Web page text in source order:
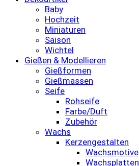
Baby
Hochzeit
Miniaturen
Saison
Wichtel
Gießen & Modellieren
Gießformen
Gießmassen
Seife
Rohseife
Farbe/Duft
Zubehör
Wachs
Kerzengestalten
Wachsmotive
Wachsplatten